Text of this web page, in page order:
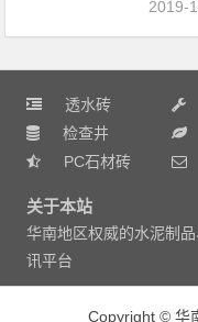
2019-
透水砖
检查井
PC石材砖
关于本站
华南地区权威的水泥制
讯平台
Copyright © 华